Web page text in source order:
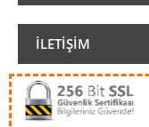
İLETIŞIM